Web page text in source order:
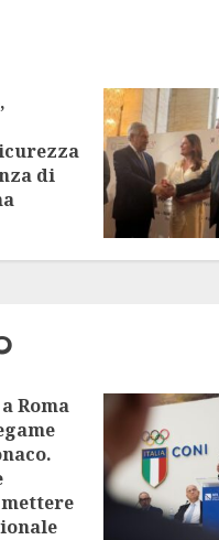
di
Roma